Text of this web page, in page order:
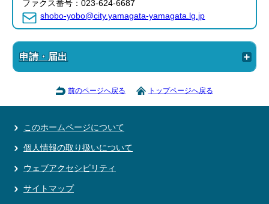
ファクス番号：023-624-6687
shobo-yobo@city.yamagata-yamagata.lg.jp
申請・届出
前のページへ戻る トップページへ戻る
このホームページについて
個人情報の取り扱いについて
ウェブアクセシビリティ
サイトマップ